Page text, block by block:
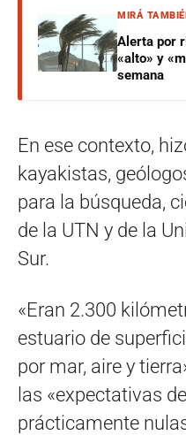
MIRÁ
Alerta por
«alto» y
semana
En ese contexto,
kayakistas,
para la búsqueda,
de la UTN y de la
Sur.
«Eran 2.300
estuario de
por mar, aire y
las «expectativas
prácticamente